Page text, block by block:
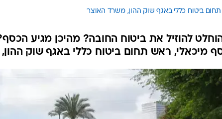
ביטוח כללי באגף שוק ההון, משרד האוצר
להוזיל את ביטוח החובה? מהיכן מגיע
מיכאלי, ראש תחום ביטוח כללי באגף שוק